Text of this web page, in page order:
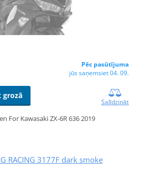
Pēc pasūtījuma
jūs saņemsiet 04. 09.
grozā
Salīdzināt
For Kawasaki ZX-6R 636 2019
RACING 3177F dark smoke